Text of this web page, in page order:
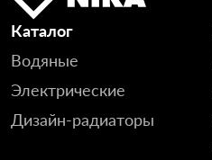
Каталог
Водяные
Электрические
Дизайн-радиаторы